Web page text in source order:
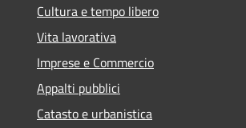
Cultura e tempo libero
Vita lavorativa
Imprese e Commercio
Appalti pubblici
Catasto e urbanistica